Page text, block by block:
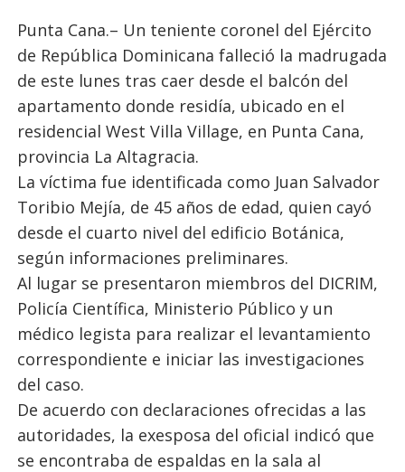
Punta Cana.– Un teniente coronel del Ejército
de República Dominicana falleció la madrugada
de este lunes tras caer desde el balcón del
apartamento donde residía, ubicado en el
residencial West Villa Village, en Punta Cana,
provincia La Altagracia.
La víctima fue identificada como Juan Salvador
Toribio Mejía, de 45 años de edad, quien cayó
desde el cuarto nivel del edificio Botánica,
según informaciones preliminares.
Al lugar se presentaron miembros del DICRIM,
Policía Científica, Ministerio Público y un
médico legista para realizar el levantamiento
correspondiente e iniciar las investigaciones
del caso.
De acuerdo con declaraciones ofrecidas a las
autoridades, la exesposa del oficial indicó que
se encontraba de espaldas en la sala al